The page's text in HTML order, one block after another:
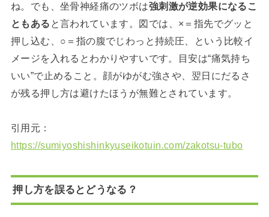
ね。でも、坐骨神経痛のツボは強刺激が逆効果になるこ
ともある と言われています。図では、×＝指先でグッと
押し込む、○＝指の腹でじわっと持続圧、という比較イ
メージを入れるとわかりやすいです。目安は“痛気持ち
いい”で止めること。顔がゆがむ強さや、翌日にだるさ
が残る押し方は避けたほうが無難とされています。
引用元：
https://sumiyoshishinkyuseikotuin.com/zakotsu-tubo
押し方を誤るとどうなる？